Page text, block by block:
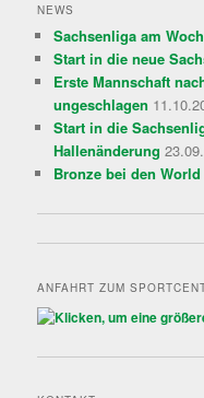
NEWS
Sachsenliga am
Start in die neue
Erste Mannschaft
ungeschlagen
Start in die
Hallenänderung
Bronze bei den
ANFAHRT ZUM